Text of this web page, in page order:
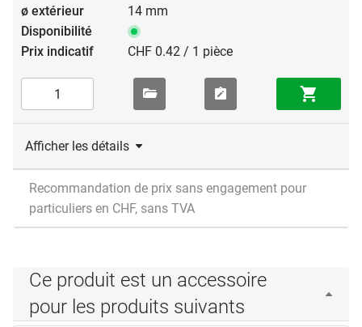
14 mm
CHF 0.42 / 1 pièce
Afficher les détails
Recommandation de prix sans engagement pour
particuliers en CHF, sans TVA
Ce produit est un accessoire
pour les produits suivants